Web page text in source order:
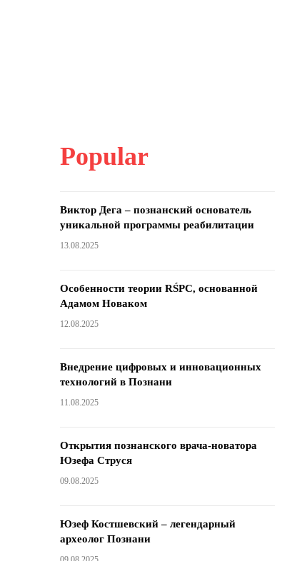
Popular
Виктор Дега – познанский основатель
уникальной программы реабилитации
13.08.2025
Особенности теории RŚPC, основанной
Адамом Новаком
12.08.2025
Внедрение цифровых и инновационных
технологий в Познани
11.08.2025
Открытия познанского врача-новатора
Юзефа Струся
09.08.2025
Юзеф Костшевский – легендарный
археолог Познани